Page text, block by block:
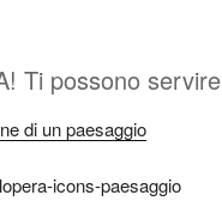
Ti possono servire
di un paesaggio